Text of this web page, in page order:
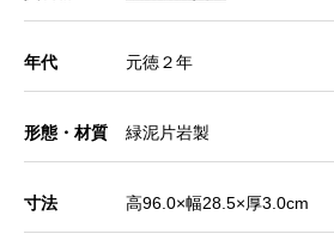
年代 元徳２年
形態・材質 緑泥片岩製
寸法 高96.0×幅28.5×厚3.0cm